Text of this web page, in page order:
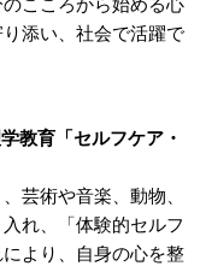
添い、社会で活躍で
教育「セルフケア・
芸術や音楽、動物、
れ、「体験的セルフ
より、自身の心を整